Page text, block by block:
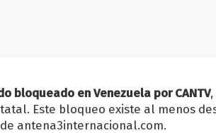
bloqueado en Venezuela por CANTV
Este bloqueo existe al menos
antena3internacional.com.